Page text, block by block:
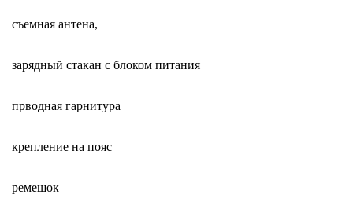
съемная антена,
зарядный стакан с блоком питания
прводная гарнитура
крепление на пояс
ремешок